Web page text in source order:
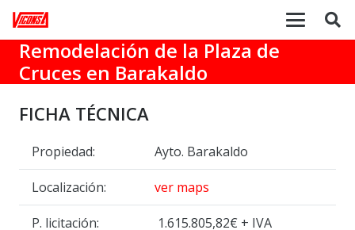
Remodelación de la Plaza de
Cruces en Barakaldo
FICHA TÉCNICA
Propiedad: Ayto. Barakaldo
Localización: ver maps
P. licitación: 1.615.805,82€ + IVA